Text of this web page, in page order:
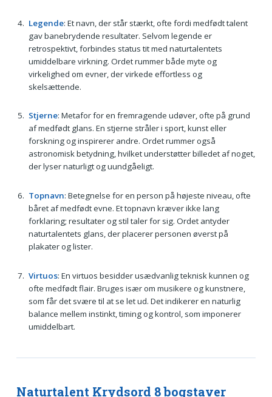
Legende: Et navn, der står stærkt, ofte fordi medfødt talent
gav banebrydende resultater. Selvom legende er
retrospektivt, forbindes status tit med naturtalentets
umiddelbare virkning. Ordet rummer både myte og
virkelighed om evner, der virkede effortless og
skelsættende.
Stjerne: Metafor for en fremragende udøver, ofte på grund
af medfødt glans. En stjerne stråler i sport, kunst eller
forskning og inspirerer andre. Ordet rummer også
astronomisk betydning, hvilket understøtter billedet af noget,
der lyser naturligt og uundgåeligt.
Topnavn: Betegnelse for en person på højeste niveau, ofte
båret af medfødt evne. Et topnavn kræver ikke lang
forklaring; resultater og stil taler for sig. Ordet antyder
naturtalentets glans, der placerer personen øverst på
plakater og lister.
Virtuos: En virtuos besidder usædvanlig teknisk kunnen og
ofte medfødt flair. Bruges især om musikere og kunstnere,
som får det svære til at se let ud. Det indikerer en naturlig
balance mellem instinkt, timing og kontrol, som imponerer
umiddelbart.
Naturtalent Krydsord 8 bogstaver